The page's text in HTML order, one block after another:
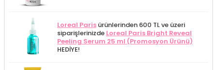
Loreal Paris ürünlerinden 600 TL ve üzeri
siparişlerinizde Loreal Paris Bright Reveal
Peeling Serum 25 ml (Promosyon Ürünü)
HEDİYE!